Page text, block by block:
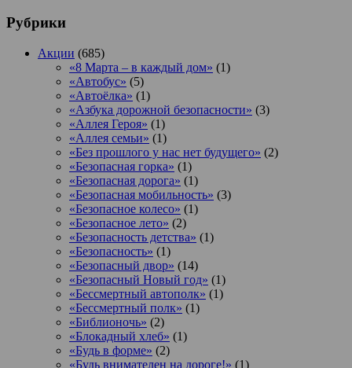
Рубрики
Акции (685)
«8 Марта – в каждый дом» (1)
«Автобус» (5)
«Автоёлка» (1)
«Азбука дорожной безопасности» (3)
«Аллея Героя» (1)
«Аллея семьи» (1)
«Без прошлого у нас нет будущего» (2)
«Безопасная горка» (1)
«Безопасная дорога» (1)
«Безопасная мобильность» (3)
«Безопасное колесо» (1)
«Безопасное лето» (2)
«Безопасность детства» (1)
«Безопасность» (1)
«Безопасный двор» (14)
«Безопасный Новый год» (1)
«Бессмертный автополк» (1)
«Бессмертный полк» (1)
«Библионочь» (2)
«Блокадный хлеб» (1)
«Будь в форме» (2)
«Будь внимателен на дороге!» (1)